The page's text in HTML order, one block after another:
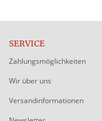
SERVICE
Zahlungsmöglichkeiten
Wir über uns
Versandinformationen